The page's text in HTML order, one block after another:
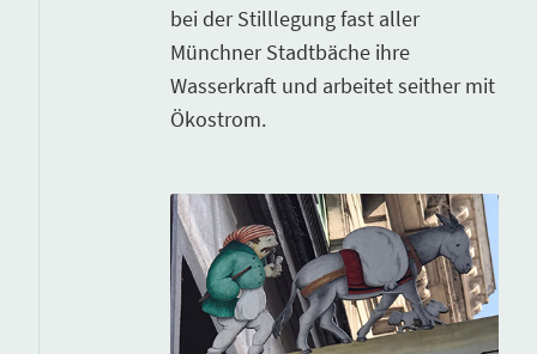
bei der Stilllegung fast aller
Münchner Stadtbäche ihre
Wasserkraft und arbeitet seither mit
Ökostrom.